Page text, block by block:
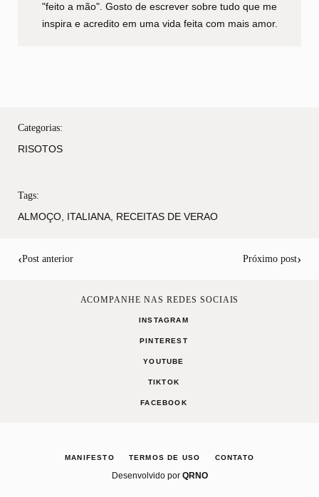
"feito a mão". Gosto de escrever sobre tudo que me
inspira e acredito em uma vida feita com mais amor.
Categorias:
RISOTOS
Tags:
ALMOÇO ITALIANA RECEITAS DE VERAO
‹Post anterior Próximo post›
ACOMPANHE NAS REDES SOCIAIS
INSTAGRAM
PINTEREST
YOUTUBE
TIKTOK
FACEBOOK
MANIFESTO TERMOS DE USO CONTATO
Desenvolvido por QRNO